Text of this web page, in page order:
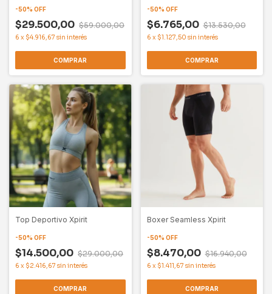
-50% OFF
$29.500,00 $59.000,00
6 x $4.916,67 sin interés
COMPRAR
-50% OFF
$6.765,00 $13.530,00
6 x $1.127,50 sin interés
COMPRAR
Top Deportivo Xpirit
-50% OFF
$14.500,00 $29.000,00
6 x $2.416,67 sin interés
COMPRAR
Boxer Seamless Xpirit
-50% OFF
$8.470,00 $16.940,00
6 x $1.411,67 sin interés
COMPRAR